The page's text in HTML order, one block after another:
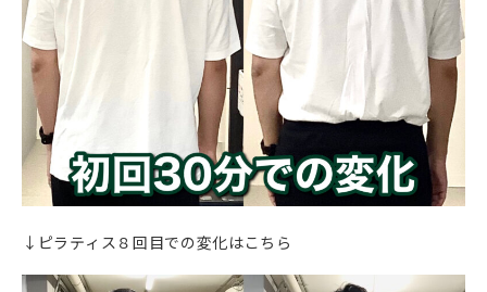
↓ピラティス８回目での変化はこちら